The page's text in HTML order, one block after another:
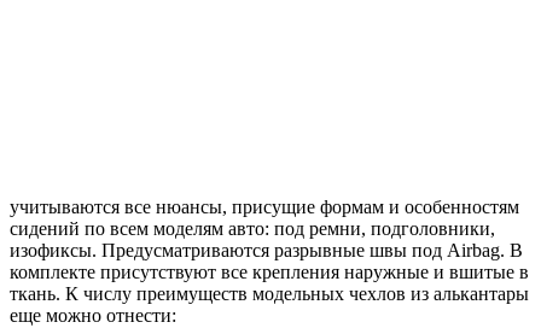
учитываются все нюансы, присущие формам и особенностям
сидений по всем моделям авто: под ремни, подголовники,
изофиксы. Предусматриваются разрывные швы под Airbag. В
комплекте присутствуют все крепления наружные и вшитые в
ткань. К числу преимуществ модельных чехлов из алькантары
еще можно отнести: